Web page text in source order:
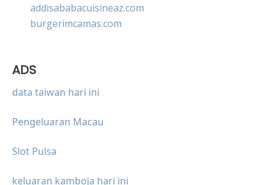
addisababacuisineaz.com
burgerimcamas.com
ADS
data taiwan hari ini
Pengeluaran Macau
Slot Pulsa
keluaran kamboja hari ini